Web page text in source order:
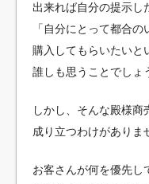
出来れば自分の提示し
「自分にとって都合
購入してもらいたいと
誰しも思うことでしょ
しかし、そんな殿様商
成り立つわけがありま
お客さんが何を優先し